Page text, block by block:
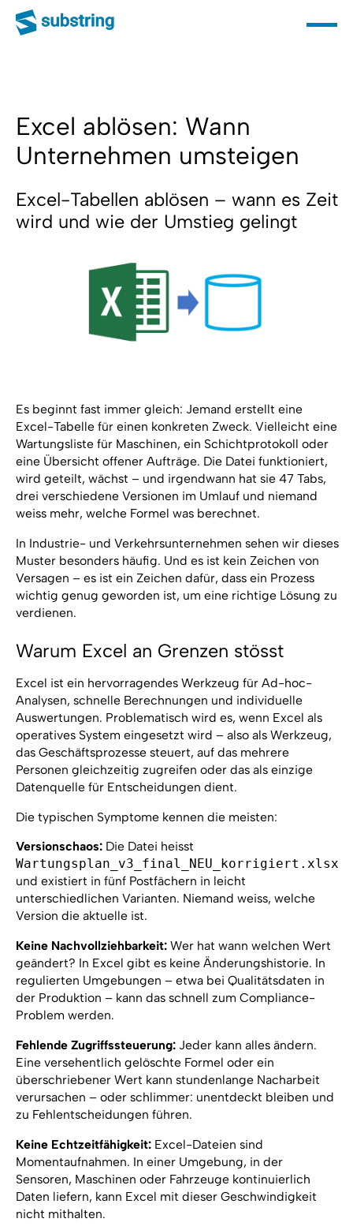
Excel ablösen: Wann
Unternehmen umsteigen
Excel-Tabellen ablösen – wann es Zeit
wird und wie der Umstieg gelingt
Es beginnt fast immer gleich: Jemand erstellt eine
Excel-Tabelle für einen konkreten Zweck. Vielleicht eine
Wartungsliste für Maschinen, ein Schichtprotokoll oder
eine Übersicht offener Aufträge. Die Datei funktioniert,
wird geteilt, wächst – und irgendwann hat sie 47 Tabs,
drei verschiedene Versionen im Umlauf und niemand
weiss mehr, welche Formel was berechnet.
In Industrie- und Verkehrsunternehmen sehen wir dieses
Muster besonders häufig. Und es ist kein Zeichen von
Versagen – es ist ein Zeichen dafür, dass ein Prozess
wichtig genug geworden ist, um eine richtige Lösung zu
verdienen.
Warum Excel an Grenzen stösst
Excel ist ein hervorragendes Werkzeug für Ad-hoc-
Analysen, schnelle Berechnungen und individuelle
Auswertungen. Problematisch wird es, wenn Excel als
operatives System eingesetzt wird – also als Werkzeug,
das Geschäftsprozesse steuert, auf das mehrere
Personen gleichzeitig zugreifen oder das als einzige
Datenquelle für Entscheidungen dient.
Die typischen Symptome kennen die meisten:
Versionschaos:Die Datei heisst
Wartungsplan_v3_final_NEU_korrigiert.xlsx
und existiert in fünf Postfächern in leicht
unterschiedlichen Varianten. Niemand weiss, welche
Version die aktuelle ist.
Keine Nachvollziehbarkeit:Wer hat wann welchen Wert
geändert? In Excel gibt es keine Änderungshistorie. In
regulierten Umgebungen – etwa bei Qualitätsdaten in
der Produktion – kann das schnell zum Compliance-
Problem werden.
Fehlende Zugriffssteuerung:Jeder kann alles ändern.
Eine versehentlich gelöschte Formel oder ein
überschriebener Wert kann stundenlange Nacharbeit
verursachen – oder schlimmer: unentdeckt bleiben und
zu Fehlentscheidungen führen.
Keine Echtzeitfähigkeit:Excel-Dateien sind
Momentaufnahmen. In einer Umgebung, in der
Sensoren, Maschinen oder Fahrzeuge kontinuierlich
Daten liefern, kann Excel mit dieser Geschwindigkeit
nicht mithalten.